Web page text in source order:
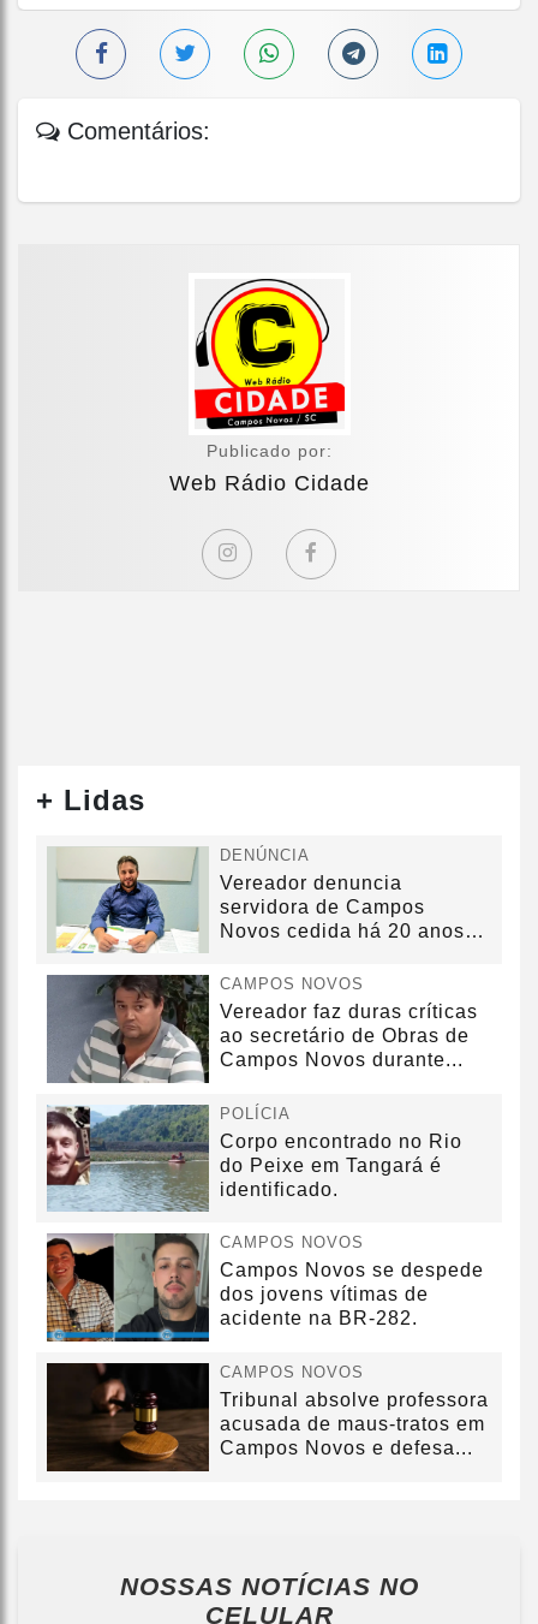
Comentários:
Publicado por:
Web Rádio Cidade
+ Lidas
DENÚNCIA
Vereador denuncia
servidora de Campos
Novos cedida há 20 anos
CAMPOS NOVOS
Vereador faz duras críticas
ao secretário de Obras de
Campos Novos durante...
POLÍCIA
Corpo encontrado no Rio
do Peixe em Tangará é
identificado.
CAMPOS NOVOS
Campos Novos se despede
dos jovens vítimas de
acidente na BR-282.
CAMPOS NOVOS
Tribunal absolve professora
acusada de maus-tratos em
Campos Novos e defesa...
NOSSAS NOTÍCIAS NO
CELULAR